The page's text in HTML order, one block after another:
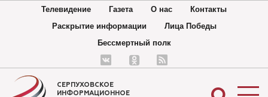
Телевидение Газета О нас
Контакты
Раскрытие информации
Лица Победы
Бессмертный полк
СЕРПУХОВСКОЕ
ИНФОРМАЦИОННОЕ